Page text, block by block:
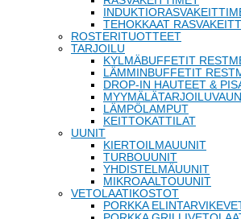
TEHOKKAAT
ROSTERITUOTTEET
TARJOILU
KYLMÄBUFFETIT
LÄMMINBUFFETIT
DROP-IN HAUTEET &
LÄMPÖLAMPUT
KEITTOKATTILAT
UUNIT
KIERTOILMAUUNIT
TURBOUUNIT
YHDISTELMÄUUNIT
MIKROAALTOUUNIT
VETOLAATIKOSTOT
PORKKA